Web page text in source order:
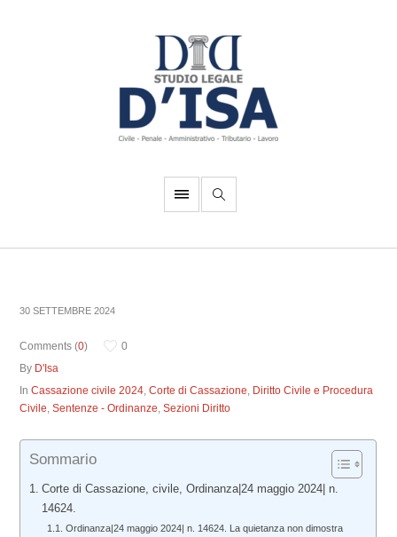
30 SETTEMBRE 2024
Comments (0)
0
By D'Isa
InCassazione civile 2024,Corte di Cassazione, Diritto Civile e Procedura
Civile,Sentenze - Ordinanze,Sezioni Diritto
Sommario
Corte di Cassazione, civile, Ordinanza|24 maggio 2024| n.
14624.
Ordinanza|24 maggio 2024| n. 14624. La quietanza non dimostra